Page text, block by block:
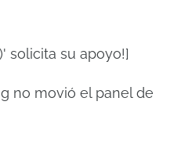
solicita su apoyo!]
no movió el panel de